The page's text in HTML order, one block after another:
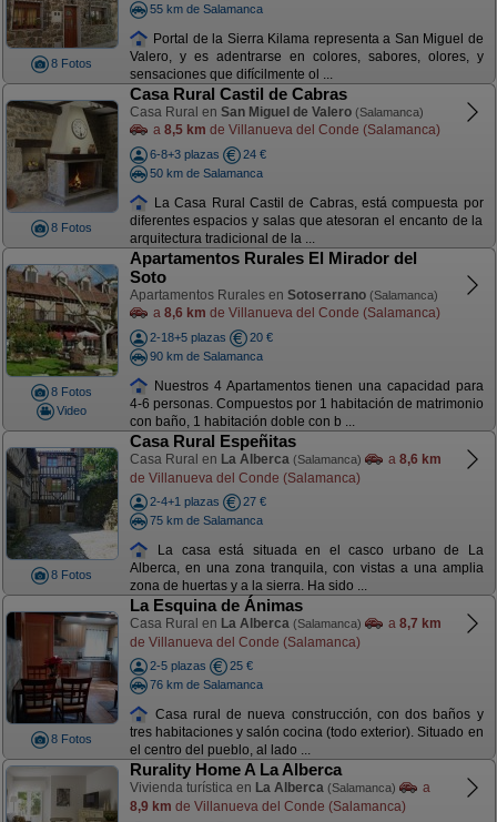
8 Fotos
55 km de Salamanca
Portal de la Sierra Kilama representa a San Miguel de
Valero, y es adentrarse en colores, sabores, olores, y
sensaciones que difícilmente ol ...
8 Fotos
Casa Rural Castil de Cabras
Casa Rural en San Miguel de Valero (Salamanca)
a 8,5 km de Villanueva del Conde (Salamanca)
6-8+3 plazas
24 €
50 km de Salamanca
La Casa Rural Castil de Cabras, está compuesta por
diferentes espacios y salas que atesoran el encanto de la
arquitectura tradicional de la ...
8 Fotos
Video
Apartamentos Rurales El Mirador del
Soto
Apartamentos Rurales en Sotoserrano (Salamanca)
a 8,6 km de Villanueva del Conde (Salamanca)
2-18+5 plazas
20 €
90 km de Salamanca
Nuestros 4 Apartamentos tienen una capacidad para
4-6 personas. Compuestos por 1 habitación de matrimonio
con baño, 1 habitación doble con b ...
8 Fotos
Casa Rural Espeñitas
Casa Rural en La Alberca (Salamanca) a 8,6 km
de Villanueva del Conde (Salamanca)
2-4+1 plazas
27 €
75 km de Salamanca
La casa está situada en el casco urbano de La
Alberca, en una zona tranquila, con vistas a una amplia
zona de huertas y a la sierra. Ha sido ...
8 Fotos
La Esquina de Ánimas
Casa Rural en La Alberca (Salamanca) a 8,7 km
de Villanueva del Conde (Salamanca)
2-5 plazas
25 €
76 km de Salamanca
Casa rural de nueva construcción, con dos baños y
tres habitaciones y salón cocina (todo exterior). Situado en
el centro del pueblo, al lado ...
Rurality Home A La Alberca
Vivienda turística en La Alberca (Salamanca)
a
8,9 km de Villanueva del Conde (Salamanca)